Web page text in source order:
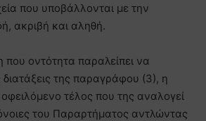
που υποβάλλονται με την
ακριβή και αληθή.
που οντότητα παραλείπει να
διατάξεις της παραγράφου (3), η
τέλος που της αναλογεί
του Παραρτήματος αντλώντας